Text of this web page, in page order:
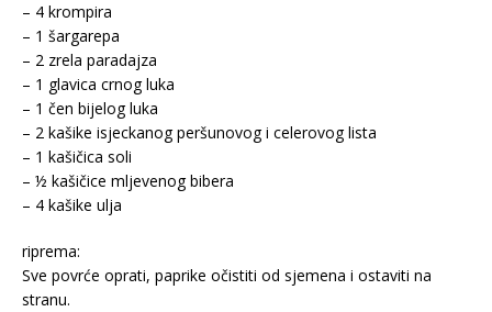
– 4 krompira
– 1 šargarepa
– 2 zrela paradajza
– 1 glavica crnog luka
– 1 čen bijelog luka
– 2 kašike isjeckanog peršunovog i celerovog lista
– 1 kašičica soli
– ½ kašičice mljevenog bibera
– 4 kašike ulja
riprema:
Sve povrće oprati, paprike očistiti od sjemena i ostaviti na
stranu.